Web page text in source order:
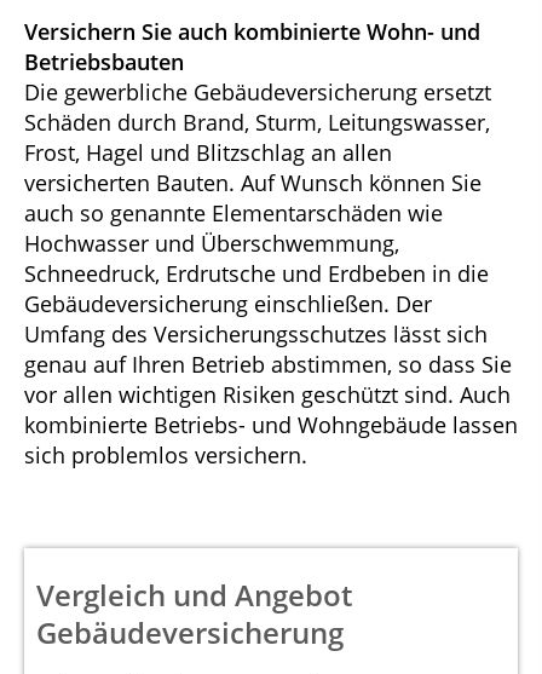
Versichern Sie auch kombinierte Wohn- und
Betriebsbauten
Die gewerbliche Gebäudeversicherung ersetzt
Schäden durch Brand, Sturm, Leitungswasser,
Frost, Hagel und Blitzschlag an allen
versicherten Bauten. Auf Wunsch können Sie
auch so genannte Elementarschäden wie
Hochwasser und Überschwemmung,
Schneedruck, Erdrutsche und Erdbeben in die
Gebäudeversicherung einschließen. Der
Umfang des Versicherungsschutzes lässt sich
genau auf Ihren Betrieb abstimmen, so dass Sie
vor allen wichtigen Risiken geschützt sind. Auch
kombinierte Betriebs- und Wohngebäude lassen
sich problemlos versichern.
Vergleich und Angebot
Gebäudeversicherung